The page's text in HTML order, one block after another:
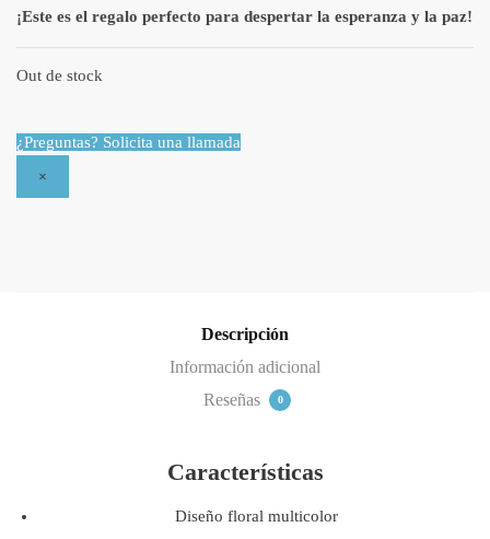
¡Este es el regalo perfecto para despertar la esperanza y la paz!
Out de stock
¿Preguntas? Solicita una llamada
×
Descripción
Información adicional
Reseñas
0
Características
Diseño floral multicolor